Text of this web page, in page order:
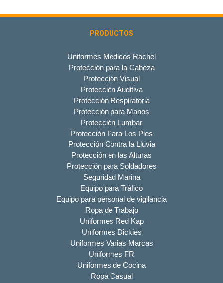
PRODUCTOS
Uniformes Medicos Rachel
Protección para la Cabeza
Protección Visual
Protección Auditiva
Protección Respiratoria
Protección para Manos
Protección Lumbar
Protección Para Los Pies
Protección Contra la Lluvia
Protección en las Alturas
Protección para Soldadores
Seguridad Marina
Equipo para Tráfico
Equipo para personal de vigilancia
Ropa de Trabajo
Uniformes Red Kap
Uniformes Dickies
Uniformes Varias Marcas
Uniformes FR
Uniformes de Cocina
Ropa Casual